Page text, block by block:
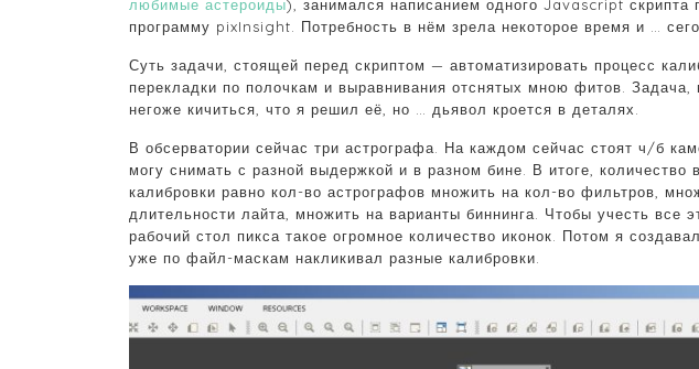
любимые астероиды), занимался написанием одного Javascript скрипта
программу pixInsight. Потребность в нём зрела некоторое время и …
Суть задачи, стоящей перед скриптом — автоматизировать процесс
перекладки по полочкам и выравнивания отснятых мною фитов. Задача,
негоже кичиться, что я решил её, но … дьявол кроется в деталях.
В обсерватории сейчас три астрографа. На каждом сейчас стоят ч/б
могу снимать с разной выдержкой и в разном бине. В итоге, количество
калибровки равно кол-во астрографов множить на кол-во фильтров,
длительности лайта, множить на варианты биннинга. Чтобы учесть все
рабочий стол пикса такое огромное количество иконок. Потом я
уже по файл-маскам накликивал разные калибровки.